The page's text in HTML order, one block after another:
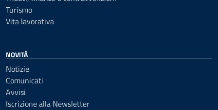
Turismo
Vita lavorativa
NOVITÀ
Notizie
Comunicati
Avvisi
Iscrizione alla Newsletter